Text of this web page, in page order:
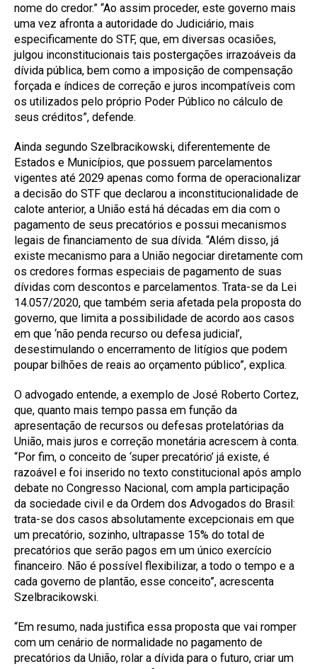
nome do credor.” “Ao assim proceder, este governo mais
uma vez afronta a autoridade do Judiciário, mais
especificamente do STF, que, em diversas ocasiões,
julgou inconstitucionais tais postergações irrazoáveis da
dívida pública, bem como a imposição de compensação
forçada e índices de correção e juros incompatíveis com
os utilizados pelo próprio Poder Público no cálculo de
seus créditos”, defende.
Ainda segundo Szelbracikowski, diferentemente de
Estados e Municípios, que possuem parcelamentos
vigentes até 2029 apenas como forma de operacionalizar
a decisão do STF que declarou a inconstitucionalidade de
calote anterior, a União está há décadas em dia com o
pagamento de seus precatórios e possui mecanismos
legais de financiamento de sua dívida. “Além disso, já
existe mecanismo para a União negociar diretamente com
os credores formas especiais de pagamento de suas
dívidas com descontos e parcelamentos. Trata-se da Lei
14.057/2020, que também seria afetada pela proposta do
governo, que limita a possibilidade de acordo aos casos
em que ‘não penda recurso ou defesa judicial’,
desestimulando o encerramento de litígios que podem
poupar bilhões de reais ao orçamento público”, explica.
O advogado entende, a exemplo de José Roberto Cortez,
que, quanto mais tempo passa em função da
apresentação de recursos ou defesas protelatórias da
União, mais juros e correção monetária acrescem à conta.
“Por fim, o conceito de ‘super precatório’ já existe, é
razoável e foi inserido no texto constitucional após amplo
debate no Congresso Nacional, com ampla participação
da sociedade civil e da Ordem dos Advogados do Brasil:
trata-se dos casos absolutamente excepcionais em que
um precatório, sozinho, ultrapasse 15% do total de
precatórios que serão pagos em um único exercício
financeiro. Não é possível flexibilizar, a todo o tempo e a
cada governo de plantão, esse conceito”, acrescenta
Szelbracikowski.
“Em resumo, nada justifica essa proposta que vai romper
com um cenário de normalidade no pagamento de
precatórios da União, rolar a dívida para o futuro, criar um